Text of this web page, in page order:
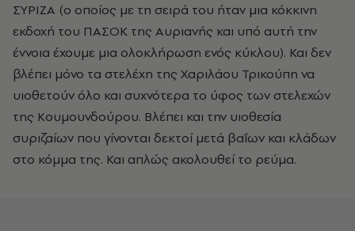
ΣΥΡΙΖΑ (ο οποίος με τη σειρά του ήταν μια κόκκινη
εκδοχή του ΠΑΣΟΚ της Αυριανής και υπό αυτή την
έννοια έχουμε μια ολοκλήρωση ενός κύκλου). Και δεν
βλέπει μόνο τα στελέχη της Χαριλάου Τρικούπη να
υιοθετούν όλο και συχνότερα το ύφος των στελεχών
της Κουμουνδούρου. Βλέπει και την υιοθεσία
συριζαίων που γίνονται δεκτοί μετά βαΐων και κλάδων
στο κόμμα της. Και απλώς ακολουθεί το ρεύμα.